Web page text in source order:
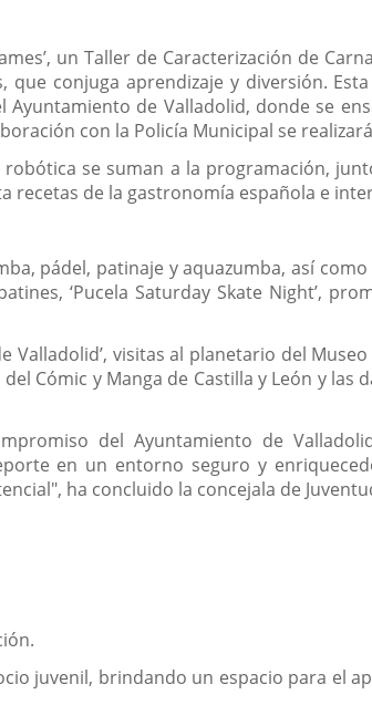
un Taller de Caracterización de
conjuga aprendizaje y diversión.
de Valladolid, donde se
con la Policía Municipal se
se suman a la programación,
recetas de la gastronomía española e
pádel, patinaje y aquazumba, así
‘Pucela Saturday Skate Night’,
visitas al planetario del
Cómic y Manga de Castilla y León y las
del Ayuntamiento de
en un entorno seguro y
ha concluido la concejala de
juvenil, brindando un espacio para el